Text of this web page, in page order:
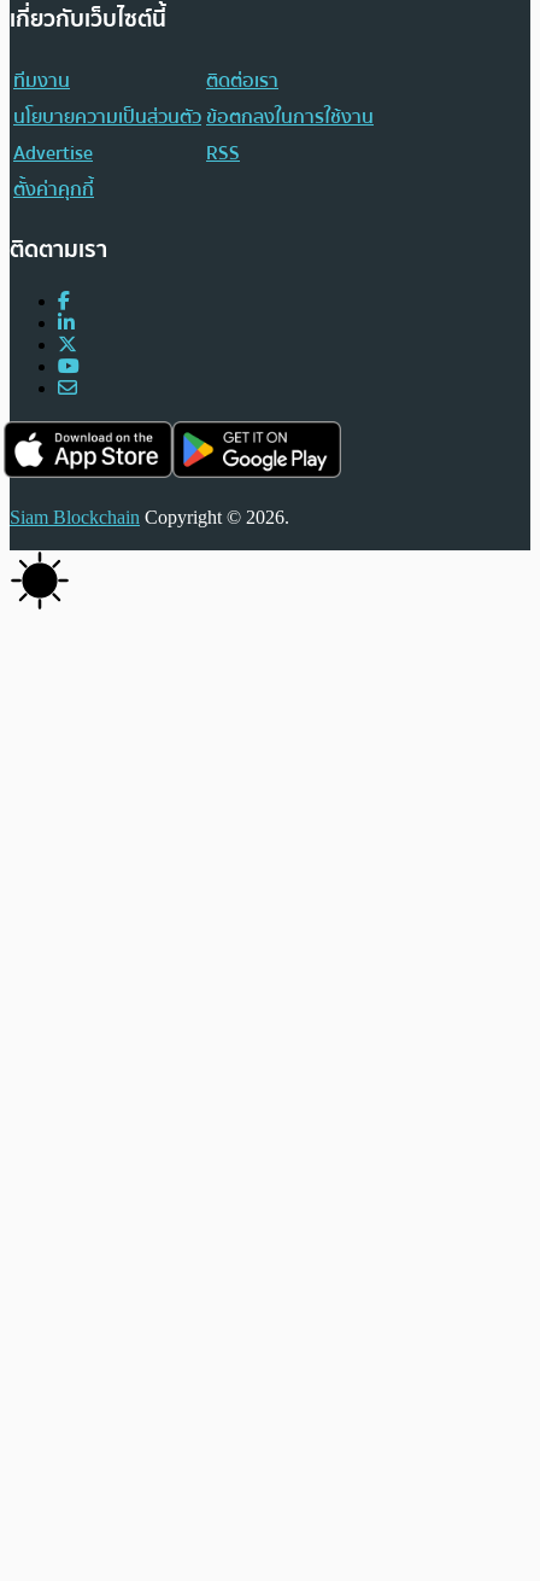
เกี่ยวกับเว็บไซต์นี้
ทีมงาน
ติดต่อเรา
นโยบายความเป็นส่วนตัวข้อตกลงในการใช้งาน
Advertise
RSS
ตั้งค่าคุกกี้
ติดตามเรา
Siam Blockchain Copyright © 2026.